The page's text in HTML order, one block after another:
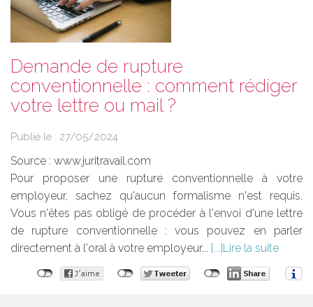
Demande de rupture
conventionnelle : comment rédiger
votre lettre ou mail ?
Publié le : 27/05/2024
Source : www.juritravail.com
Pour proposer une rupture conventionnelle à votre
employeur, sachez qu'aucun formalisme n'est requis.
Vous n'êtes pas obligé de procéder à l'envoi d'une lettre
de rupture conventionnelle : vous pouvez en parler
directement à l'oral à votre employeur...
Lire la suite